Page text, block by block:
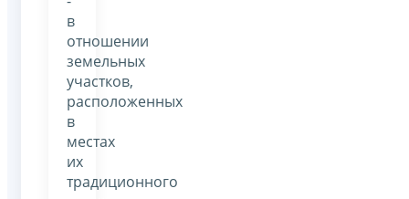
в
отношении
земельных
участков,
расположенных
в
местах
их
традиционного